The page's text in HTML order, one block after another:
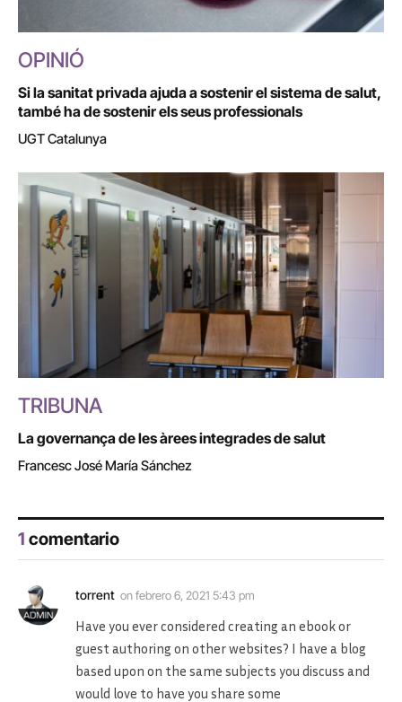
OPINIÓ
Si la sanitat privada ajuda a sostenir el sistema de salut,
també ha de sostenir els seus professionals
UGT Catalunya
TRIBUNA
La governança de les àrees integrades de salut
Francesc José María Sánchez
1 comentario
torrent onfebrero 6, 2021 5:43 pm
Have you ever considered creating an ebook or
guest authoring on other websites? I have a blog
based upon on the same subjects you discuss and
would love to have you share some